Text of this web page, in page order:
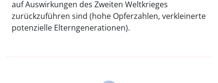
auf Auswirkungen des Zweiten Weltkrieges
zurückzuführen sind (hohe Opferzahlen, verkleinerte
potenzielle Elterngenerationen).